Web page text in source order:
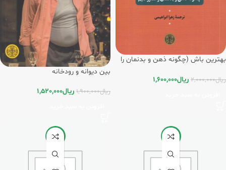
بهترین باش (چگونه ذهن و بدنمان را
ریال2,000,000 ریال1,600,000
بین دیوانه و رودخانه
ریال1,900,000 ریال1,520,000
-20%
-20%